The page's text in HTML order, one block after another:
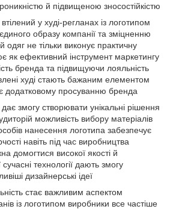
й підвищеною зносостійкістю
у худі-регланах із логотипом
образу компанії та зміцненню
одяг не тільки виконує практичну
як ефективний інструмент маркетингу
бренда та підвищуючи лояльність
худі стають бажаним елементом
додатковому просуванню бренда
дає змогу створювати унікальні рішення
можливість вибору матеріалів
нанесення логотипа забезпечує
навіть під час виробництва
домогтися високої якості й
сучасні технології дають змогу
дизайнерські ідеї
стає важливим аспектом
із логотипом виробники все частіше